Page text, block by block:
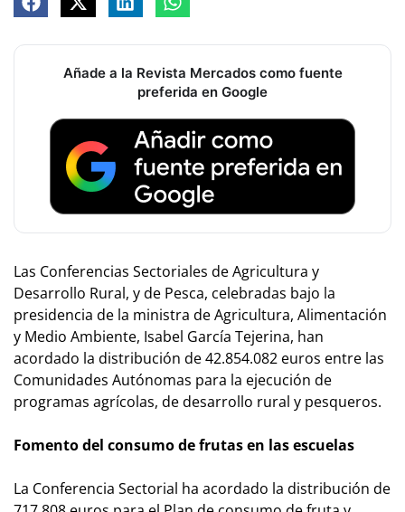
Añade a la Revista Mercados como fuente
preferida en Google
Las Conferencias Sectoriales de Agricultura y
Desarrollo Rural, y de Pesca, celebradas bajo la
presidencia de la ministra de Agricultura, Alimentación
y Medio Ambiente, Isabel García Tejerina, han
acordado la distribución de 42.854.082 euros entre las
Comunidades Autónomas para la ejecución de
programas agrícolas, de desarrollo rural y pesqueros.
Fomento del consumo de frutas en las escuelas
La Conferencia Sectorial ha acordado la distribución de